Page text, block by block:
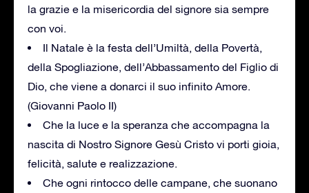
la grazie e la misericordia del signore sia sempre
con voi.
Il Natale è la festa dell’Umiltà, della Povertà,
della Spogliazione, dell’Abbassamento del Figlio di
Dio, che viene a donarci il suo infinito Amore.
(Giovanni Paolo II)
Che la luce e la speranza che accompagna la
nascita di Nostro Signore Gesù Cristo vi porti gioia,
felicità, salute e realizzazione.
Che ogni rintocco delle campane, che suonano